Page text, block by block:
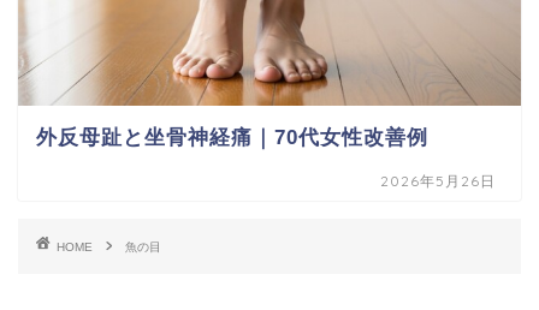
外反母趾と坐骨神経痛｜70代女性改善例
2026年5月26日
HOME 魚の目